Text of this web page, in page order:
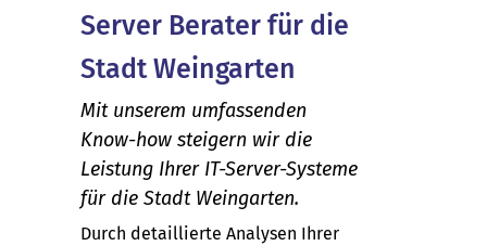
Server Berater für die
Stadt Weingarten
Mit unserem umfassenden
Know-how steigern wir die
Leistung Ihrer IT-Server-Systeme
für die Stadt Weingarten.
Durch detaillierte Analysen Ihrer